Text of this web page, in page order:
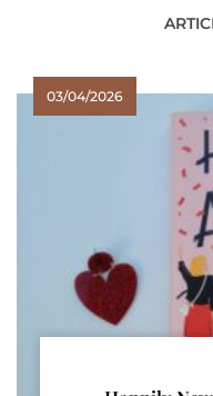
03/04/2026